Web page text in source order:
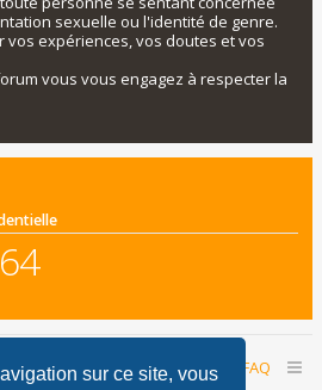
sur ce site, vous
sexuelle ou l'identité de genre.
vos expériences, vos doutes et vos
vous vous engagez à respecter la
FAQ
Nous contacter